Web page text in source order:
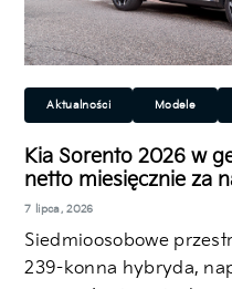
Aktualności Modele
Kia Sorento 2026 w
netto miesięcznie za
7 lipca, 2026
Siedmioosobowe
239-konna hybryda,